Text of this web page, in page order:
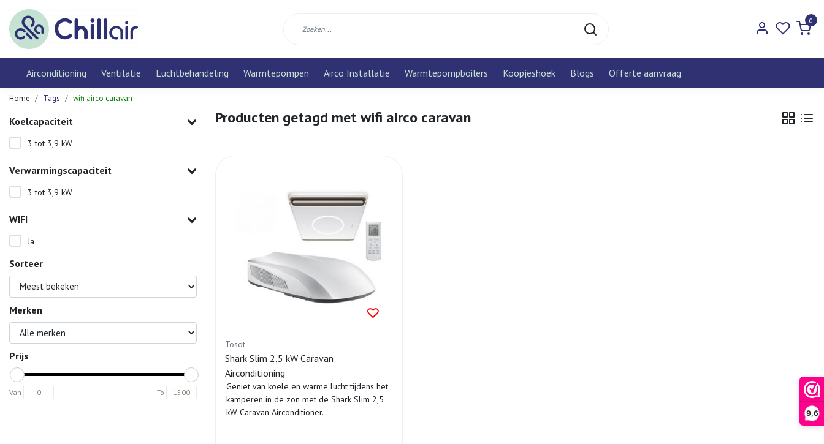
9,6
0
Airconditioning Ventilatie Luchtbehandeling Warmtepompen Airco Installatie Warmtepompboilers Koopjeshoek Blogs Offerte aanvraag
Home Tags wifi airco caravan
Koelcapaciteit
3 tot 3,9 kW
Verwarmingscapaciteit
3 tot 3,9 kW
WIFI
Ja
Sorteer
Merken
Prijs
Van To
Producten getagd met wifi airco caravan
Tosot
Shark Slim 2,5 kW Caravan
Airconditioning
Geniet van koele en warme lucht tijdens het
kamperen in de zon met de Shark Slim 2,5
kW Caravan Airconditioner.